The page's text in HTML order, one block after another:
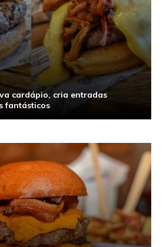
cardápio, cria entradas
fantásticos